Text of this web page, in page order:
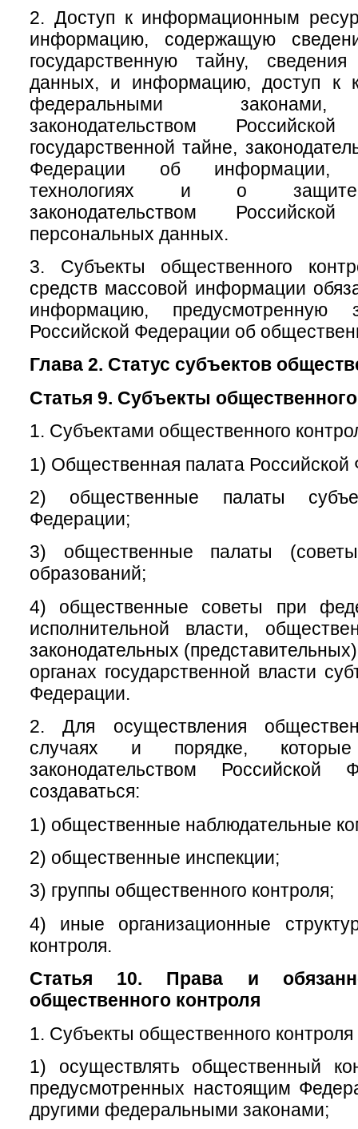
2. Доступ к информационным
информацию, содержащую
государственную тайну,
данных, и информацию, доступ к
федеральными законами,
законодательством
государственной тайне,
Федерации об информации,
технологиях и о защите
законодательством
персональных данных.
3. Субъекты общественного
средств массовой информации
информацию, предусмотренную
Российской Федерации об
Глава 2. Статус субъектов
Статья 9. Субъекты
1. Субъектами общественного
1) Общественная палата Российской
2) общественные палаты
Федерации;
3) общественные палаты
образований;
4) общественные советы при
исполнительной власти,
законодательных
органах государственной власти
Федерации.
2. Для осуществления
случаях и порядке, которые
законодательством Российской
создаваться:
1) общественные наблюдательные
2) общественные инспекции;
3) группы общественного контроля;
4) иные организационные
контроля.
Статья 10. Права и
общественного контроля
1. Субъекты общественного контроля
1) осуществлять общественный
предусмотренных настоящим
другими федеральными законами;